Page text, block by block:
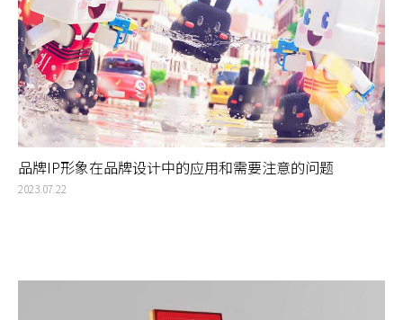
品牌IP形象在品牌设计中的应用和需要注意的问题
2023.07.22